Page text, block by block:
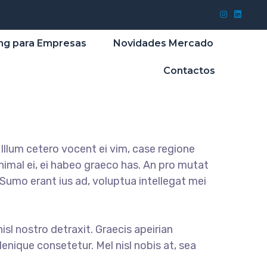
para Empresas Novidades Mercado
Contactos
cetero vocent ei vim, case regione
ei, ei habeo graeco has. An pro mutat
erant ius ad, voluptua intellegat mei
nostro detraxit. Graecis apeirian
consetetur. Mel nisl nobis at, sea